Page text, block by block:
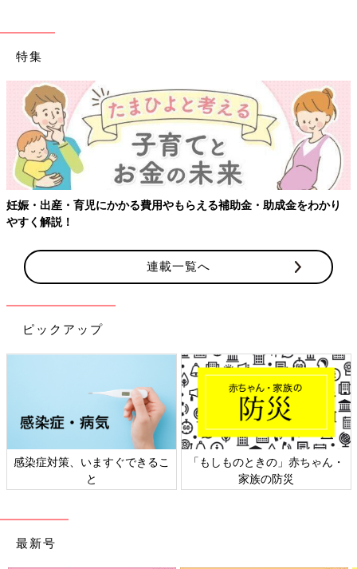
変して、蒼斗がいつ亡くなってもおかしくないというような、緊
張感のある日々を過ごしていました」（パパ・拓哉さん）
蒼斗くんが１歳のとき、大阪の専門医にかかること
に
「小さめで成長曲線からは外れていたものの、発達の遅れはとくに見られずスクス
ク成長！」（ママ・亜沙美さん）
生まれて５カ月後に蒼斗くんが退院。それからは点滴で栄養を入
れるなどの在宅ケアをしながら、しばらくは出産した総合病院の
小児科に診てもらっていました。その後、当時の担当医を通じ
阪大学医学部附属病院（以下、阪大病院）を紹介してもらうこと
に。そこで出会ったのが現在の主治医である田附裕子先生でし
特集
妊娠・出産・育児にかかる費用やもらえる補助金・助成金をわかり
やすく解説！
連載一覧へ
ピックアップ
感染症対策、いますぐできるこ
と
「もしものときの」赤ちゃん・
家族の防災
最新号